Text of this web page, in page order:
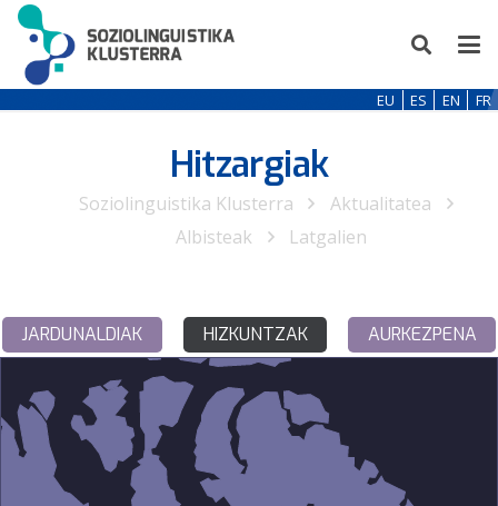
EU ES EN FR
Hitzargiak
Soziolinguistika Klusterra
Aktualitatea
Albisteak
Latgalien
JARDUNALDIAK HIZKUNTZAK AURKEZPENA